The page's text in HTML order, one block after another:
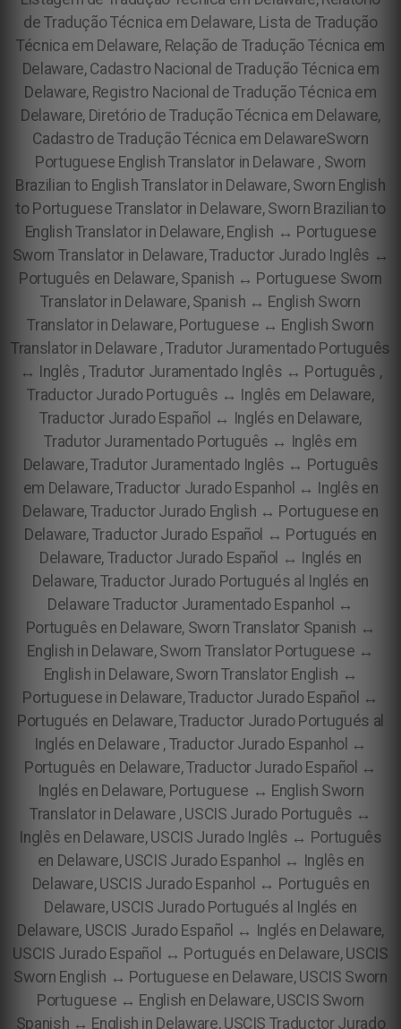
de Tradução Técnica em Delaware, Lista de Tradução
Técnica em Delaware, Relação de Tradução Técnica em
Delaware, Cadastro Nacional de Tradução Técnica em
Delaware, Registro Nacional de Tradução Técnica em
Delaware, Diretório de Tradução Técnica em Delaware,
Cadastro de Tradução Técnica em DelawareSworn
Portuguese English Translator in Delaware , Sworn
Brazilian to English Translator in Delaware, Sworn English
to Portuguese Translator in Delaware, Sworn Brazilian to
English Translator in Delaware, English ↔ Portuguese
Sworn Translator in Delaware, Traductor Jurado Inglês ↔
Português en Delaware, Spanish ↔ Portuguese Sworn
Translator in Delaware, Spanish ↔ English Sworn
Translator in Delaware, Portuguese ↔ English Sworn
Translator in Delaware , Tradutor Juramentado Português
↔ Inglês , Tradutor Juramentado Inglês ↔ Português ,
Traductor Jurado Português ↔ Inglês em Delaware,
Traductor Jurado Español ↔ Inglés en Delaware,
Tradutor Juramentado Português ↔ Inglês em
Delaware, Tradutor Juramentado Inglês ↔ Português
em Delaware, Traductor Jurado Espanhol ↔ Inglês en
Delaware, Traductor Jurado English ↔ Portuguese en
Delaware, Traductor Jurado Español ↔ Portugués en
Delaware, Traductor Jurado Español ↔ Inglés en
Delaware, Traductor Jurado Portugués al Inglés en
Delaware Traductor Juramentado Espanhol ↔
Português en Delaware, Sworn Translator Spanish ↔
English in Delaware, Sworn Translator Portuguese ↔
English in Delaware, Sworn Translator English ↔
Portuguese in Delaware, Traductor Jurado Español ↔
Portugués en Delaware, Traductor Jurado Portugués al
Inglés en Delaware , Traductor Jurado Espanhol ↔
Português en Delaware, Traductor Jurado Español ↔
Inglés en Delaware, Portuguese ↔ English Sworn
Translator in Delaware , USCIS Jurado Português ↔
Inglês en Delaware, USCIS Jurado Inglês ↔ Português
en Delaware, USCIS Jurado Espanhol ↔ Inglês en
Delaware, USCIS Jurado Espanhol ↔ Português en
Delaware, USCIS Jurado Portugués al Inglés en
Delaware, USCIS Jurado Español ↔ Inglés en Delaware,
USCIS Jurado Español ↔ Portugués en Delaware, USCIS
Sworn English ↔ Portuguese en Delaware, USCIS Sworn
Portuguese ↔ English en Delaware, USCIS Sworn
Spanish ↔ English in Delaware, USCIS Traductor Jurado